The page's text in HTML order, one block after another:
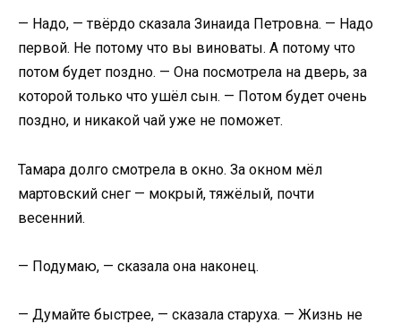
— Надо, — твёрдо сказала Зинаида Петровна. — Надо
первой. Не потому что вы виноваты. А потому что
потом будет поздно. — Она посмотрела на дверь, за
которой только что ушёл сын. — Потом будет очень
поздно, и никакой чай уже не поможет.
Тамара долго смотрела в окно. За окном мёл
мартовский снег — мокрый, тяжёлый, почти
весенний.
— Подумаю, — сказала она наконец.
— Думайте быстрее, — сказала старуха. — Жизнь не